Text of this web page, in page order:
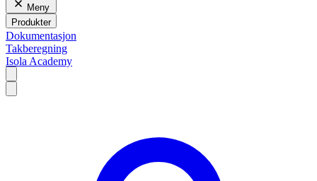
Meny
Produkter
Dokumentasjon
Takberegning
Isola Academy